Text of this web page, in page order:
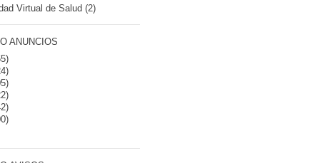
Virtual de Salud (2)
ANUNCIOS